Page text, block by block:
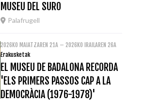
MUSEU DEL SURO
Palafrugell
2026KO MAIATZAREN 21A – 2026KO IRAILAREN 26A
Erakusketak
EL MUSEU DE BADALONA RECORDA
'ELS PRIMERS PASSOS CAP A LA
DEMOCRÀCIA (1976-1978)'